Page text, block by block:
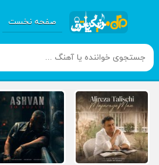
صفحه نخست